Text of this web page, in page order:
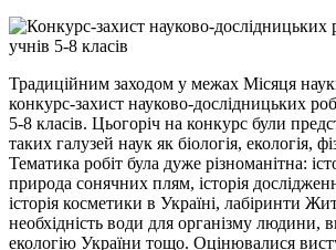
Традиційним заходом у межах Місяця
конкурс-захист науково-дослідницьких
5-8 класів. Цьогоріч на конкурс були
таких галузей наук як біологія, екологія,
Тематика робіт була дуже різноманітна:
природа сонячних плям, історія
історія косметики в Україні, лабіринти
необхідність води для організму людини,
екологію України тощо. Оцінювалися